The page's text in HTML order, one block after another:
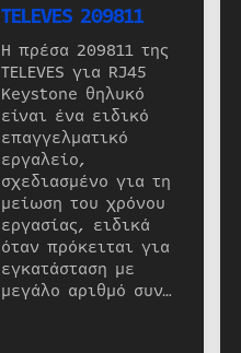
TELEVES 209811
Η πρέσα 209811 της
TELEVES για RJ45
Keystone θηλυκό
είναι ένα ειδικό
επαγγελματικό
εργαλείο,
σχεδιασμένο για τη
μείωση του χρόνου
εργασίας, ειδικά
όταν πρόκειται για
εγκατάσταση με
μεγάλο αριθμό συν…